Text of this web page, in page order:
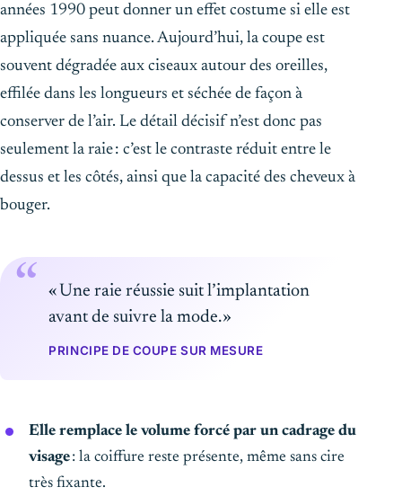
années 1990 peut donner un effet costume si elle est
appliquée sans nuance. Aujourd’hui, la coupe est
souvent dégradée aux ciseaux autour des oreilles,
effilée dans les longueurs et séchée de façon à
conserver de l’air. Le détail décisif n’est donc pas
seulement la raie : c’est le contraste réduit entre le
dessus et les côtés, ainsi que la capacité des cheveux à
bouger.
« Une raie réussie suit l’implantation
avant de suivre la mode. »
PRINCIPE DE COUPE SUR MESURE
Elle remplace le volume forcé par un cadrage du
visage: la coiffure reste présente, même sans cire
très fixante.